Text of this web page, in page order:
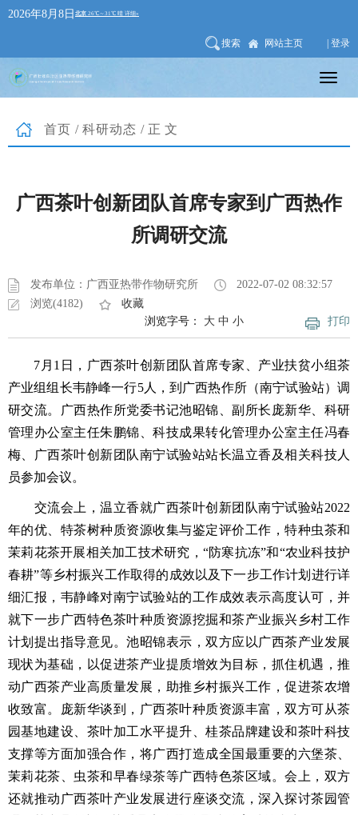
2026年8月8日
搜索 网站主页 | 登录
首页 / 科研动态 /正文
广西茶叶创新团队首席专家到广西热作
所调研交流
发布单位：广西亚热带作物研究所
2022-07-02 08:32:57
浏览(4182)
收藏
打印
浏览字号： 大 中 小
7月1日，广西茶叶创新团队首席专家 、产业扶贫小组茶
产业组组长韦静峰一行5人，到广西热作所（南宁试验站）调
研交流。广西热作所党委书记池昭锦、副所长庞新华、科研
管理办公室主任朱鹏锦、科技成果转化管理办公室主任冯春
梅、广西茶叶创新团队南宁试验站站长温立香及相关科技人
员参加会议。
交流会上，温立香就广西茶叶创新团队南宁试验站2022
年的优、特茶树种质资源收集与鉴定评价工作 ，特种虫茶和
茉莉花茶开展相关加工技术研究 ， “防寒抗冻”和“农业科技护
春耕”等乡村振兴工作取得的成效以及下一步工作计划进行详
细汇报，韦静峰对南宁试验站的工作成效表示高度认可，并
就下一步广西特色茶叶种质资源挖掘和茶产业振兴乡村工作
计划提出指导意见。池昭锦表示，双方应以广西茶产业发展
现状为基础，
以促进茶产业提质增效为目标，抓住机遇，推
动广西茶产业高质量发展，助推乡村振兴工作，促进茶农增
收致富。庞新华谈到，广西茶叶种质资源丰富，双方可从茶
园基地建设、茶叶加工水平提升、桂茶品牌建设和茶叶科技
支撑等方面加强合作，将广西打造成全国最重要的六堡茶、
茉莉花茶、虫茶和早春绿茶等广西特色茶区域。会上，双方
还就推动广西茶叶产业发展进行座谈交流，深入探讨茶园管